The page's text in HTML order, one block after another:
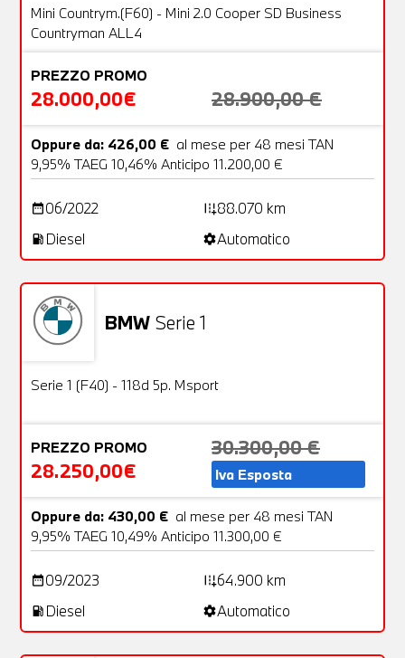
OFFERTA
Mini Countrym.(F60) - Mini 2.0 Cooper SD Business
Countryman ALL4
PREZZO PROMO
28.000,00€ 28.900,00 €
Oppure da: 426,00 € al mese per 48 mesi TAN
9,95% TAEG 10,46% Anticipo 11.200,00 €
date_range06/2022 add_road88.070 km
local_gas_station Diesel settingsAutomatico
BMW Serie 1
OFFERTA
Usato
Serie 1 (F40) - 118d 5p. Msport
PREZZO PROMO
28.250,00€
30.300,00 €
Iva Esposta
Oppure da: 430,00 € al mese per 48 mesi TAN
9,95% TAEG 10,49% Anticipo 11.300,00 €
date_range09/2023 add_road64.900 km
local_gas_station Diesel settingsAutomatico